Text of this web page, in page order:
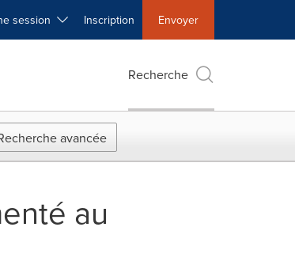
session Inscription Envoyer
Recherche
avancée
au